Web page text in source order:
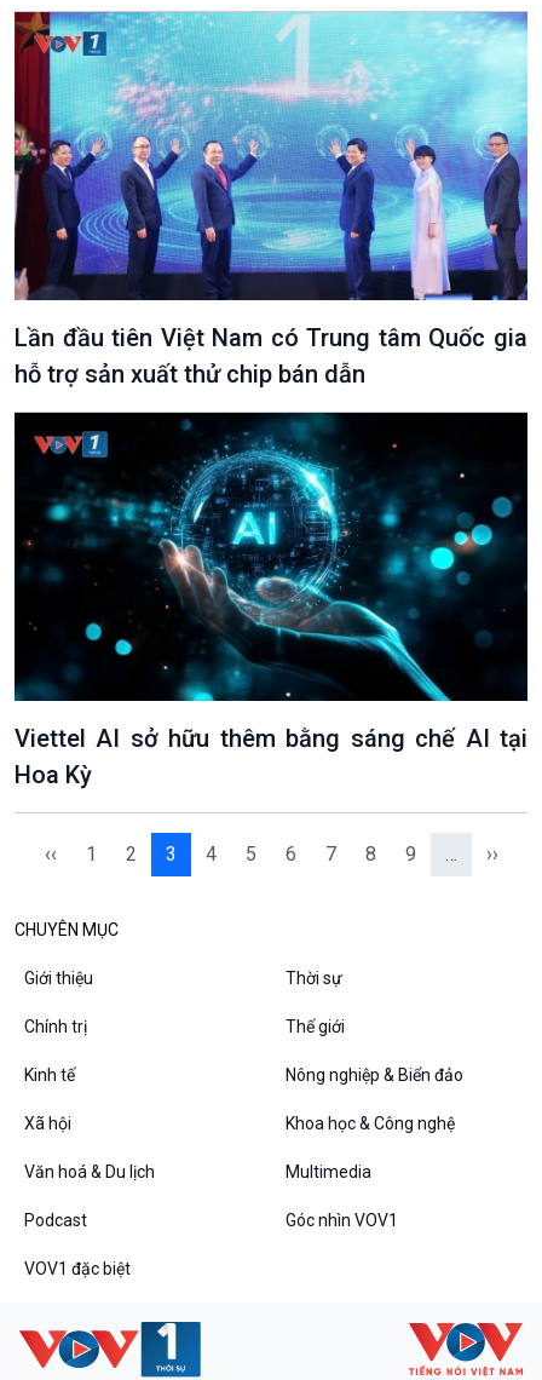
VOV1 đặc biệt
Thanh âm ký sự
Chân dung cuộc sống
Các chương trình đặc biệt
Lần đầu tiên Việt Nam có Trung tâm Quốc gia
hỗ trợ sản xuất thử chip bán dẫn
Viettel AI sở hữu thêm bằng sáng chế AI tại
Hoa Kỳ
‹‹ 1 2 3 4 5 6 7 8 9 … ››
CHUYÊN MỤC
Giới thiệu Thời sự
Chính trị Thế giới
Kinh tế Nông nghiệp & Biển đảo
Xã hội Khoa học & Công nghệ
Văn hoá & Du lịch Multimedia
Podcast Góc nhìn VOV1
VOV1 đặc biệt